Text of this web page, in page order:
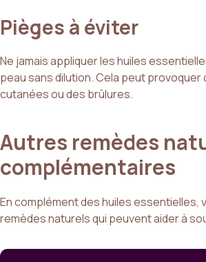
Pièges à éviter
Ne jamais appliquer les huiles
peau sans dilution. Cela peut provoquer
cutanées ou des brûlures.
Autres remèdes
complémentaires
En complément des huiles essentielles,
remèdes naturels qui peuvent aider à